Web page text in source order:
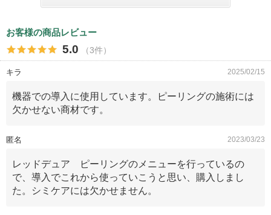
お客様の商品レビュー
5.0 （3件）
キラ 2025/02/15
機器での導入に使用しています。ピーリングの施術には
欠かせない商材です。
匿名 2023/03/23
レッドデュア ピーリングのメニューを行っているの
で、導入でこれから使っていこうと思い、購入しまし
た。シミケアには欠かせません。